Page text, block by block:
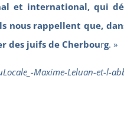
et international, qui
nous rappellent que,
des juifs de Cherbourg. »
Maxime-Leluan-et-l-